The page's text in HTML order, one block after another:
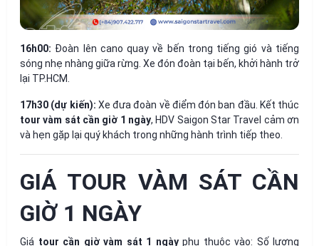
16h00: Đoàn lên cano quay về bến trong tiếng gió và tiếng
sóng nhẹ nhàng giữa rừng. Xe đón đoàn tại bến, khởi hành trở
lại TP.HCM.
17h30 (dự kiến): Xe đưa đoàn về điểm đón ban đầu. Kết thúc
tour vàm sát cần giờ 1 ngày, HDV Saigon Star Travel cảm ơn
và hẹn gặp lại quý khách trong những hành trình tiếp theo.
GIÁ TOUR VÀM SÁT CẦN
GIỜ 1 NGÀY
Giá tour cần giờ vàm sát 1 ngàyphụ thuộc vào: Số lượng